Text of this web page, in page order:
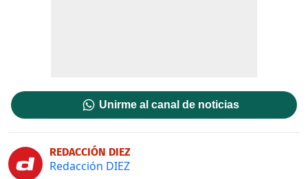
Unirme al canal de noticias
REDACCIÓN DIEZ
Redacción DIEZ